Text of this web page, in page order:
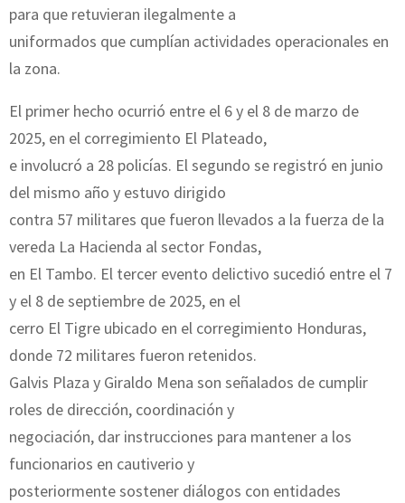
para que retuvieran ilegalmente a
uniformados que cumplían actividades operacionales en
la zona.
El primer hecho ocurrió entre el 6 y el 8 de marzo de
2025, en el corregimiento El Plateado,
e involucró a 28 policías. El segundo se registró en junio
del mismo año y estuvo dirigido
contra 57 militares que fueron llevados a la fuerza de la
vereda La Hacienda al sector Fondas,
en El Tambo. El tercer evento delictivo sucedió entre el 7
y el 8 de septiembre de 2025, en el
cerro El Tigre ubicado en el corregimiento Honduras,
donde 72 militares fueron retenidos.
Galvis Plaza y Giraldo Mena son señalados de cumplir
roles de dirección, coordinación y
negociación, dar instrucciones para mantener a los
funcionarios en cautiverio y
posteriormente sostener diálogos con entidades